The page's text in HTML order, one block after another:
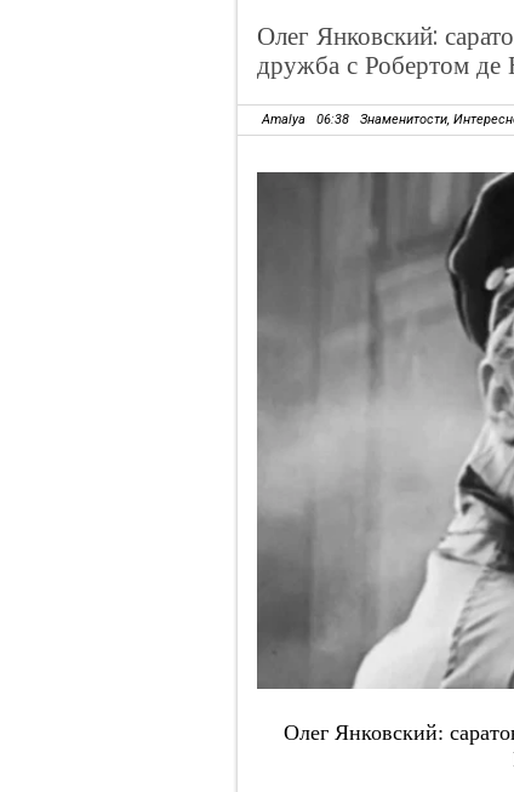
Олег Янковский:
дружба с Робертом де
Amalya 06:38 Знаменитости,
Олег Янковский: